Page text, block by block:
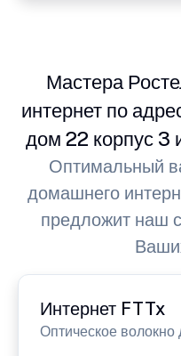
Мастера
интернет по
дом 22 корпус 3
Оптимальный
домашнего
предложит наш
Интернет FTTx
Оптическое волокно